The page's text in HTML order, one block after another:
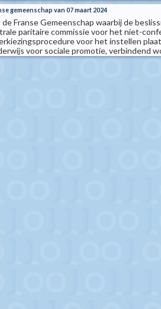
gemeenschap van 07 maart 2024
Franse Gemeenschap waarbij de
paritaire commissie voor het niet-
voor het instellen
voor sociale promotie, verbindend